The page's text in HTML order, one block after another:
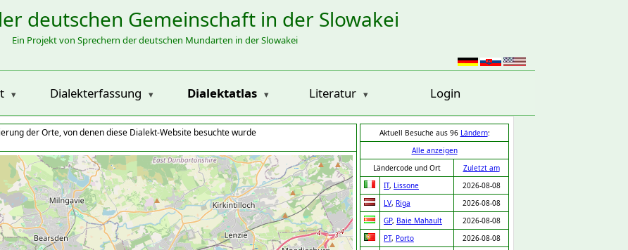
deutschen Gemeinschaft in der Slowakei
Ein Projekt von Sprechern der deutschen Mundarten in der Slowakei
Dialekterfassung Dialektatlas Literatur Login
der Orte, von denen diese Dialekt-Website besuchte wurde Aktuell Besuche aus 96 Ländern:
Alle anzeigen
Ländercode und Ort
Zuletzt am
IT, Lissone
2026-08-08
LV, Riga
2026-08-08
GP, Baie Mahault
2026-08-08
PT, Porto
2026-08-08